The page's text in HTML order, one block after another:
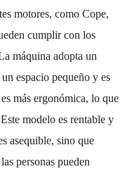
motores, como Cope,
cumplir con los
máquina adopta un
espacio pequeño y es
más ergonómica, lo que
modelo es rentable y
asequible, sino que
personas pueden